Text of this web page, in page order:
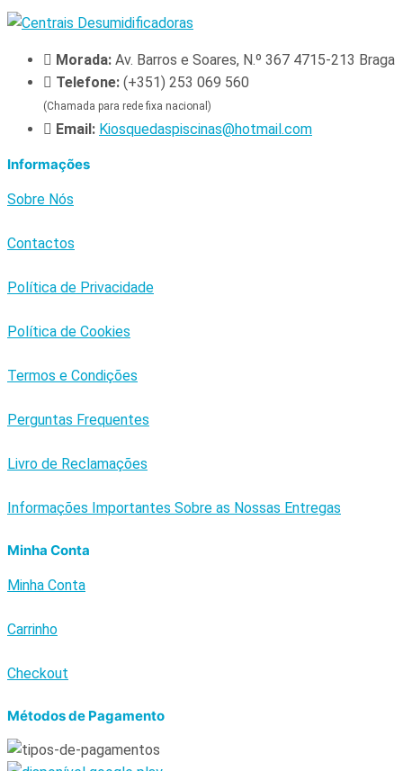
Morada: Av. Barros e Soares, N.º 367 4715-213 Braga
Telefone: (+351) 253 069 560
(Chamada para rede fixa nacional)
Email: Kiosquedaspiscinas@hotmail.com
Informações
Sobre Nós
Contactos
Política de Privacidade
Política de Cookies
Termos e Condições
Perguntas Frequentes
Livro de Reclamações
Informações Importantes Sobre as Nossas Entregas
Minha Conta
Minha Conta
Carrinho
Checkout
Métodos de Pagamento